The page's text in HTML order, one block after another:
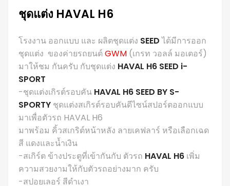
ชุดแต่ง HAVAL H6
โรงงาน ออกแบบ และ ผลิตชุดแต่ง SEEDได้มีการออก
ชุดแต่ง ของค่ายรถยนต์ GWM (เกรท วอลล์ มอเตอร์)
มาให้ชม กันครับ กับชุดแต่ง HAVAL H6 SEED i-
SPORT
-ชุดแต่งเกิรต์รอบคัน HAVAL H6 SEED BY S-
SPORTY ชุดแต่งสเกิรต์รอบคันดีไซน์สปอร์ตออกแบบ
มาเพื่อตัวรถ HAVAL H6
มาพร้อม คิ้วสเกริต์หน้าหลัง ลายเคฟลาร์ หรือเลือกเฉด
สี แดงและน้ำเงิน
-สเกิร์ต ข้างประตูที่เข้ากันกับ ตัวรถ HAVAL H6 เพิ่ม
ความสวยงามให้กับตัวรถอย่างมาก ครับ
-สปอยเลอร์ สีดำเงา